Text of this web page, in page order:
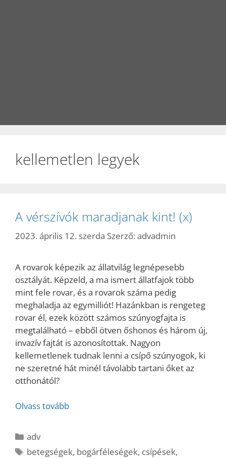
kellemetlen legyek
A vérszívók maradjanak kint! (x)
2023. április 12. szerda Szerző: advadmin
A rovarok képezik az állatvilág legnépesebb
osztályát. Képzeld, a ma ismert állatfajok több
mint fele rovar, és a rovarok száma pedig
meghaladja az egymilliót! Hazánkban is rengeteg
rovar él, ezek között számos szúnyogfajta is
megtalálható – ebből ötven őshonos és három új,
invazív fajtát is azonosítottak. Nagyon
kellemetlenek tudnak lenni a csípő szúnyogok, ki
ne szeretné hát minél távolabb tartani őket az
otthonától?
Olvass tovább
Kategória
adv
Címkék
betegségek, bogárféleségek, csípések,